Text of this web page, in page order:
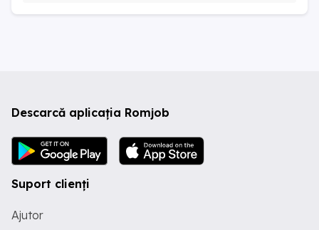
Descarcă aplicația Romjob
Suport clienți
Ajutor